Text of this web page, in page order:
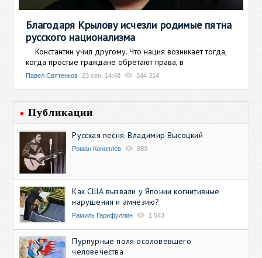
Благодаря Крылову исчезли родимые пятна
русского национализма
Константин учил другому. Что нация возникает тогда,
когда простые граждане обретают права, в
Павел Святенков 23 сен, 14:48 344 314
Публикации
Русская песня. Владимир Высоцкий
Роман Коноплев 889
Как США вызвали у Японии когнитивные
нарушения и амнезию?
Рамиль Гарифуллин 1 543
Пурпурные поля осоловевшего
человечества